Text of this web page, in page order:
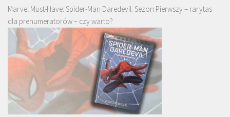
Marvel Must-Have: Spider-Man Daredevil. Sezon Pierwszy – rarytas
dla prenumeratorów – czy warto?